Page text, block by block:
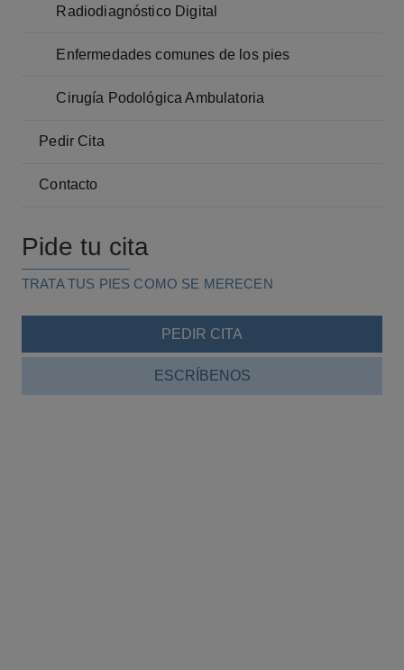
Radiodiagnóstico Digital
Enfermedades comunes de los pies
Cirugía Podológica Ambulatoria
Pedir Cita
Contacto
Pide tu cita
TRATA TUS PIES COMO SE MERECEN
PEDIR CITA
ESCRÍBENOS